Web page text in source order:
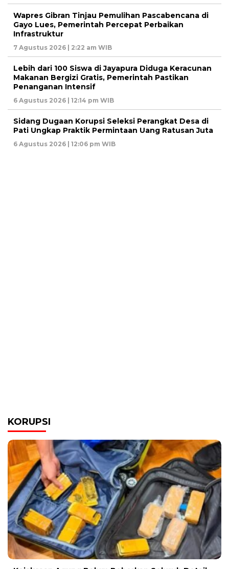
Wapres Gibran Tinjau Pemulihan Pascabencana di
Gayo Lues, Pemerintah Percepat Perbaikan
Infrastruktur
7 Agustus 2026 | 2:22 am WIB
Lebih dari 100 Siswa di Jayapura Diduga Keracunan
Makanan Bergizi Gratis, Pemerintah Pastikan
Penanganan Intensif
6 Agustus 2026 | 12:14 pm WIB
Sidang Dugaan Korupsi Seleksi Perangkat Desa di
Pati Ungkap Praktik Permintaan Uang Ratusan Juta
6 Agustus 2026 | 12:06 pm WIB
KORUPSI